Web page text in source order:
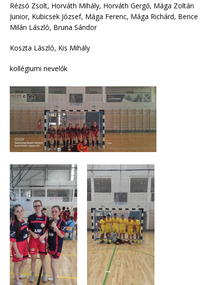
Rézsó Zsolt, Horváth Mihály, Horváth Gergő, Mága Zoltán
Junior, Kubicsek József, Mága Ferenc, Mága Richárd, Bence
Milán László, Bruna Sándor
Koszta László, Kis Mihály
kollégiumi nevelők